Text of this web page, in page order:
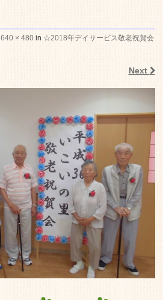
ーム | 介護付有料
こいの里
640 × 480 in ☆2018年デイサービス敬老祝賀会
Next